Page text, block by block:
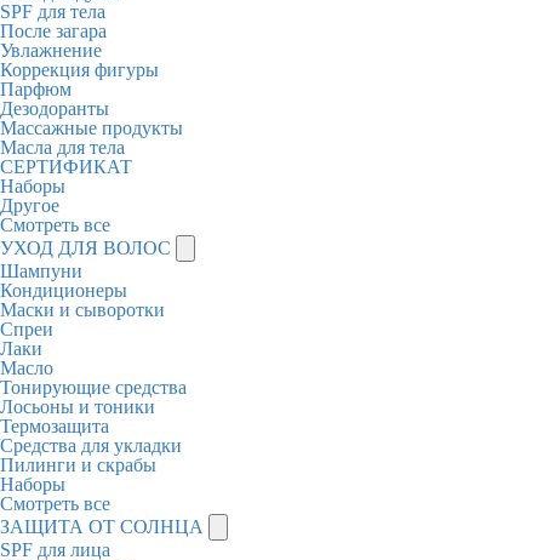
SPF для тела
После загара
Увлажнение
Коррекция фигуры
Парфюм
Дезодоранты
Массажные продукты
Масла для тела
СЕРТИФИКАТ
Наборы
Другое
Смотреть все
УХОД ДЛЯ ВОЛОС
Шампуни
Кондиционеры
Маски и сыворотки
Спреи
Лаки
Масло
Тонирующие средства
Лосьоны и тоники
Термозащита
Средства для укладки
Пилинги и скрабы
Наборы
Смотреть все
ЗАЩИТА ОТ СОЛНЦА
SPF для лица